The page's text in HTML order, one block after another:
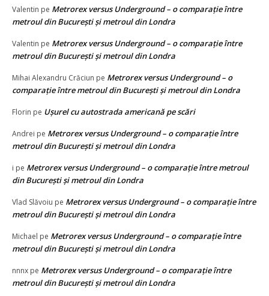
Valentin pe Metrorex versus Underground – o comparație între
metroul din București și metroul din Londra
Valentin pe Metrorex versus Underground – o comparație între
metroul din București și metroul din Londra
Mihai Alexandru Crăciun pe Metrorex versus Underground – o
comparație între metroul din București și metroul din Londra
Florin pe Ușurel cu autostrada americană pe scări
Andrei pe Metrorex versus Underground – o comparație între
metroul din București și metroul din Londra
i pe Metrorex versus Underground – o comparație între metroul
din București și metroul din Londra
Vlad Slăvoiu pe Metrorex versus Underground – o comparație între
metroul din București și metroul din Londra
Michael pe Metrorex versus Underground – o comparație între
metroul din București și metroul din Londra
nnnx pe Metrorex versus Underground – o comparație între
metroul din București și metroul din Londra